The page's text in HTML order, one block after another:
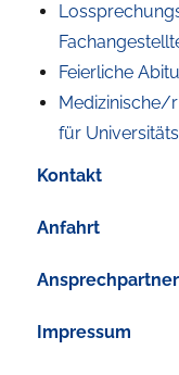
Feierliche
Medizinische/
für
Kontakt
Anfahrt
Ansprechpartner
Impressum